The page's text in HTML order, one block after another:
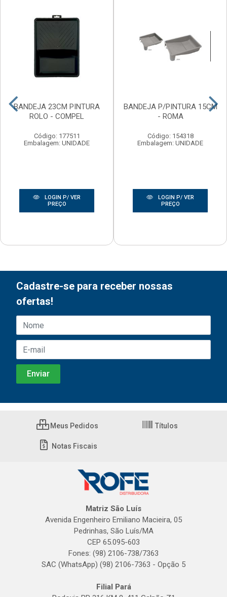
BANDEJA 23CM PINTURA
ROLO - COMPEL
Código: 177511
Embalagem: UNIDADE
LOGIN P/ VER
PREÇO
BANDEJA P/PINTURA 15CM
- ROMA
Código: 154318
Embalagem: UNIDADE
LOGIN P/ VER
PREÇO
Cadastre-se para receber nossas
ofertas!
Meus Pedidos Títulos
Notas Fiscais
Matriz São Luís
Avenida Engenheiro Emiliano Macieira, 05
Pedrinhas, São Luís/MA
CEP 65.095-603
Fones: (98) 2106-738/7363
SAC (WhatsApp) (98) 2106-7363 - Opção 5
Filial Pará